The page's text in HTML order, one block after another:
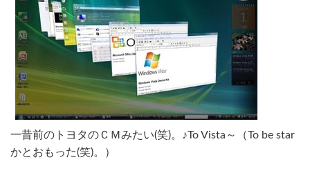
一昔前のトヨタのＣＭみたい(笑)。♪To Vista～（To be star
かとおもった(笑)。）